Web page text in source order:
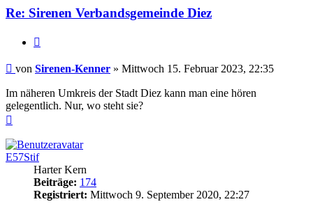
Re: Sirenen Verbandsgemeinde Diez
Beitrag
von Sirenen-Kenner » Mittwoch 15. Februar 2023, 22:35
Im näheren Umkreis der Stadt Diez kann man eine hören
gelegentlich. Nur, wo steht sie?
E57Stif
Harter Kern
Beiträge: 174
Registriert: Mittwoch 9. September 2020, 22:27